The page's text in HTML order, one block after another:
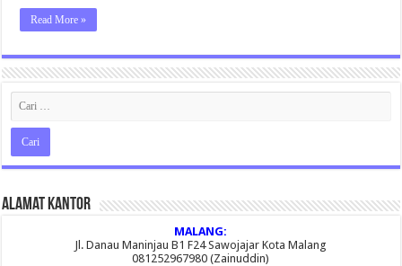
Read More »
Alamat Kantor
MALANG:
Jl. Danau Maninjau B1 F24 Sawojajar Kota Malang
081252967980 (Zainuddin)